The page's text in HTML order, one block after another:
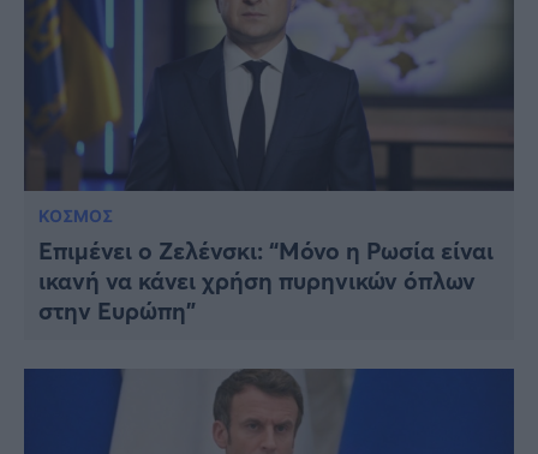
ΚΟΣΜΟΣ
Επιμένει ο Ζελένσκι: “Μόνο η Ρωσία είναι
ικανή να κάνει χρήση πυρηνικών όπλων
στην Ευρώπη”